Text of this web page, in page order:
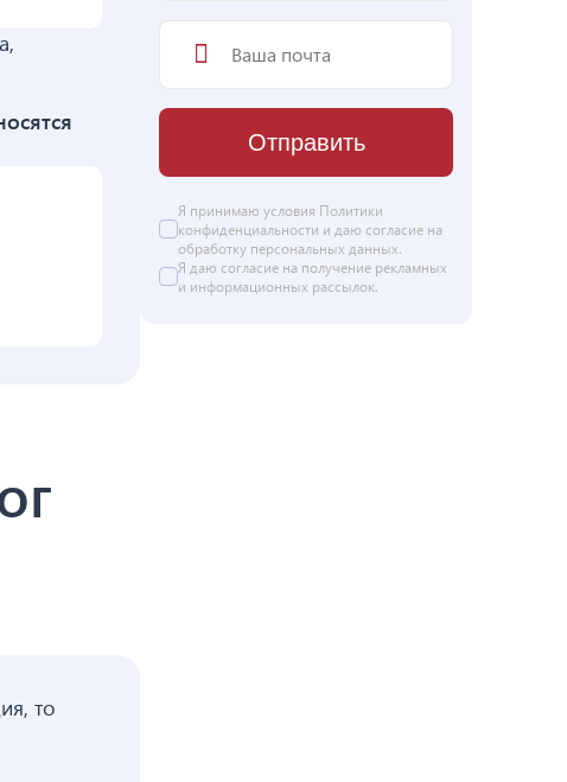
то
Отправить
Я принимаю условия Политики
конфиденциальности и даю согласие на
обработку персональных данных.
Я даю согласие на получение рекламных
и информационных рассылок.